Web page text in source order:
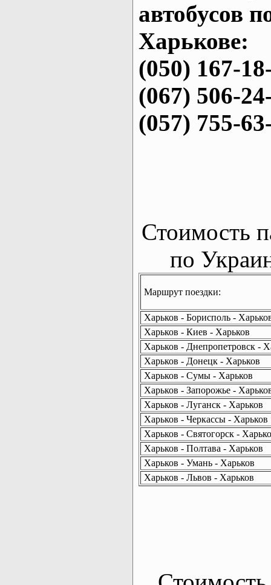
автобусов
Харькове:
(050) 167-
(067) 506-
(057) 755-
Стоимость
по
Маршрут поездки:
Харьков - Борисполь -
Харьков - Киев - Харьков
Харьков - Днепропетровск -
Харьков - Донецк - Харьков
Харьков - Сумы - Харьков
Харьков - Запорожье -
Харьков - Луганск - Харьков
Харьков - Черкассы - Харьков
Харьков - Святогорск -
Харьков - Полтава - Харьков
Харьков - Умань - Харьков
Харьков - Львов - Харьков